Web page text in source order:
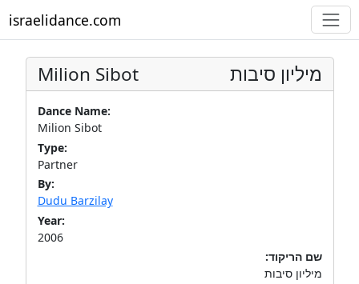
israelidance.com
Milion Sibot מיליון סיבות
Dance Name:
Milion Sibot
Type:
Partner
By:
Dudu Barzilay
Year:
2006
שם הריקוד:
מיליון סיבות